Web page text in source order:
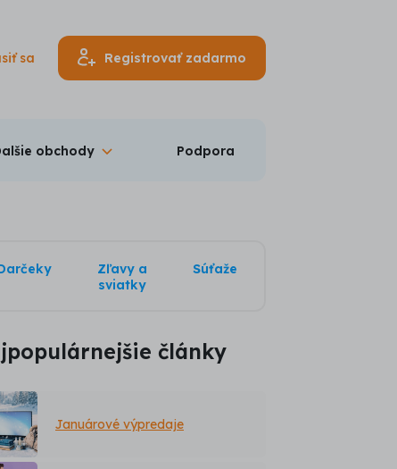
sa Registrovať zadarmo
obchody Podpora
Zľavy a
sviatky
Súťaže
články
Januárové výpredaje